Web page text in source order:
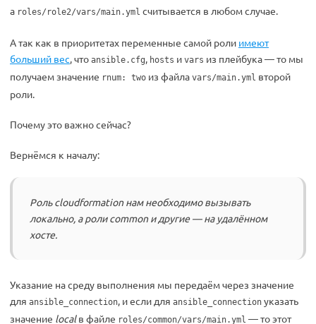
а roles/role2/vars/main.yml считывается в любом случае.
А так как в приоритетах переменные самой роли имеют
больший вес, что ansible.cfg, hosts и vars из плейбука — то мы
получаем значение rnum: two из файла vars/main.yml второй
роли.
Почему это важно сейчас?
Вернёмся к началу:
Роль cloudformation нам необходимо вызывать
локально, а роли common и другие — на удалённом
хосте.
Указание на среду выполнения мы передаём через значение
для ansible_connection, и если для ansible_connection указать
значение localв файле roles/common/vars/main.yml — то этот